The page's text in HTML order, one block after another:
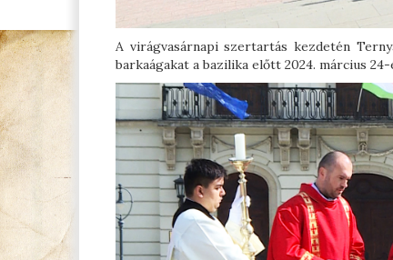
A virágvasárnapi szertartás kezdetén
barkaágakat a bazilika előtt 2024. március 24-